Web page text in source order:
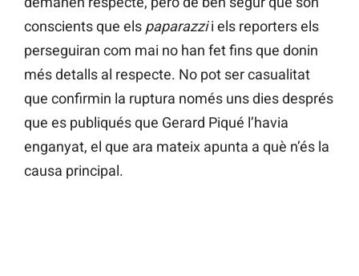
conscients que els paparazzii els reporters els
perseguiran com mai no han fet fins que donin
més detalls al respecte. No pot ser casualitat
que confirmin la ruptura només uns dies després
que es publiqués que Gerard Piqué l’havia
enganyat, el que ara mateix apunta a què n’és la
causa principal.